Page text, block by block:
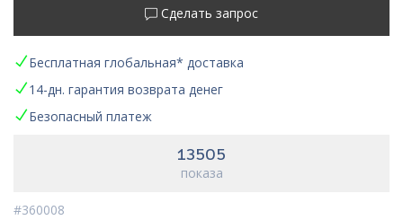
Сделать запрос
Бесплатная глобальная* доставка
14-дн. гарантия возврата денег
Безопасный платеж
13505
показа
#360008